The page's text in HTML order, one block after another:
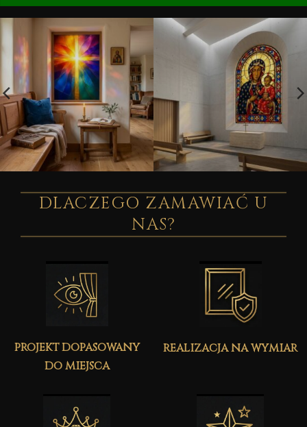
DLACZEGO ZAMAWIAĆ U
NAS?
projekt dopasowany
do miejsca
realizacja na wymiar